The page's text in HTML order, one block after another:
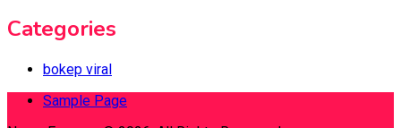
Categories
bokep viral
Sample Page